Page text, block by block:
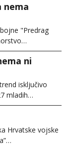
nema
"Predrag
ni
isključivo
mladih…
Hrvatske vojske